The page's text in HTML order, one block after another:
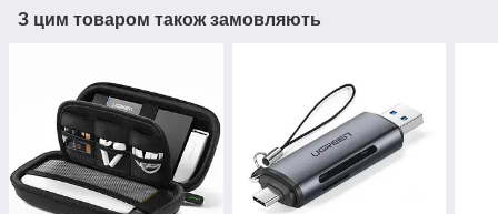
З цим товаром також замовляють